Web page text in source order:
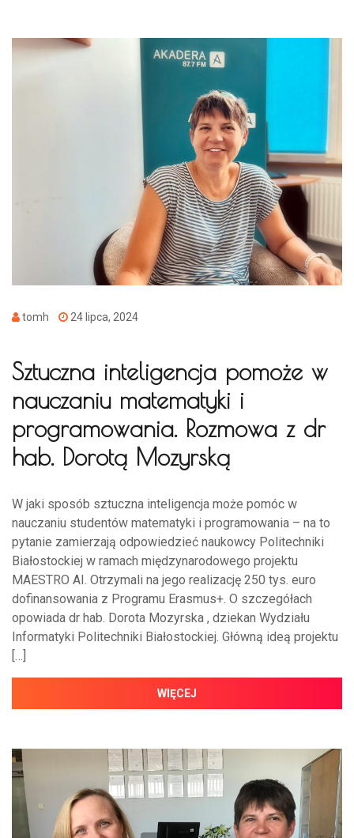
tomh 24 lipca, 2024
Sztuczna inteligencja pomoże w
nauczaniu matematyki i
programowania. Rozmowa z dr
hab. Dorotą Mozyrską
W jaki sposób sztuczna inteligencja może pomóc w
nauczaniu studentów matematyki i programowania – na to
pytanie zamierzają odpowiedzieć naukowcy Politechniki
Białostockiej w ramach międzynarodowego projektu
MAESTRO AI. Otrzymali na jego realizację 250 tys. euro
dofinansowania z Programu Erasmus+. O szczegółach
opowiada dr hab. Dorota Mozyrska , dziekan Wydziału
Informatyki Politechniki Białostockiej. Główną ideą projektu
[…]
WIĘCEJ